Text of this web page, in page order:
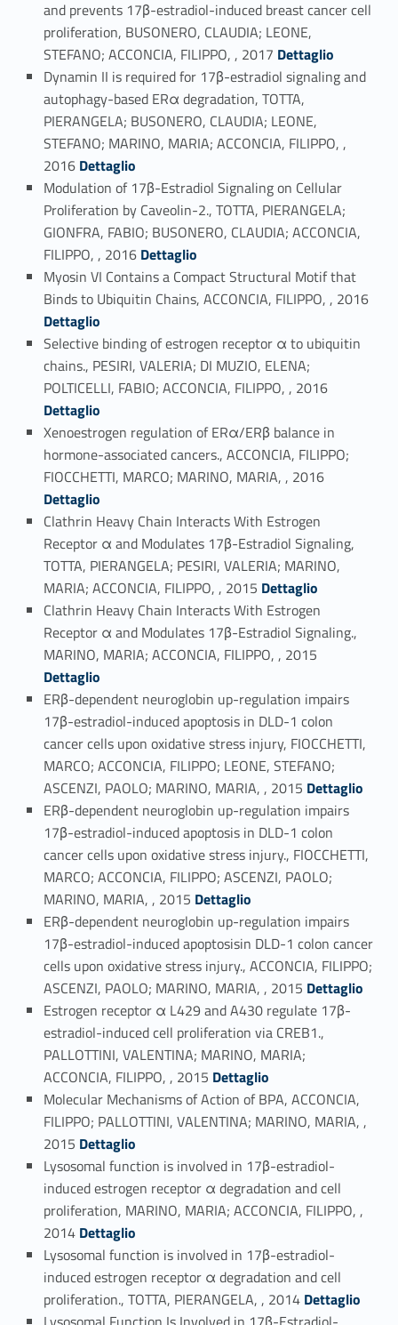
and prevents 17β-estradiol-induced breast cancer cell
proliferation, BUSONERO, CLAUDIA; LEONE,
STEFANO; ACCONCIA, FILIPPO, , 2017 Link identifier #identifier_person_55143-30
Dettaglio
Dynamin II is required for 17β-estradiol signaling and
autophagy-based ERα degradation, TOTTA,
PIERANGELA; BUSONERO, CLAUDIA; LEONE,
STEFANO; MARINO, MARIA; ACCONCIA, FILIPPO, ,
2016 Link identifier #identifier_person_35972-31
Dettaglio
Modulation of 17β-Estradiol Signaling on Cellular
Proliferation by Caveolin-2., TOTTA, PIERANGELA;
GIONFRA, FABIO; BUSONERO, CLAUDIA; ACCONCIA,
FILIPPO, , 2016 Link identifier #identifier_person_57663-32
Dettaglio
Myosin VI Contains a Compact Structural Motif that
Binds to Ubiquitin Chains, ACCONCIA, FILIPPO, , 2016
Dettaglio
Selective binding of estrogen receptor α to ubiquitin
chains., PESIRI, VALERIA; DI MUZIO, ELENA;
POLTICELLI, FABIO; ACCONCIA, FILIPPO, , 2016
Dettaglio
Xenoestrogen regulation of ERα/ERβ balance in
hormone-associated cancers., ACCONCIA, FILIPPO;
FIOCCHETTI, MARCO; MARINO, MARIA, , 2016
Dettaglio
Clathrin Heavy Chain Interacts With Estrogen
Receptor α and Modulates 17β-Estradiol Signaling,
TOTTA, PIERANGELA; PESIRI, VALERIA; MARINO,
MARIA; ACCONCIA, FILIPPO, , 2015 Link identifier #identifier_person_34908-36
Dettaglio
Clathrin Heavy Chain Interacts With Estrogen
Receptor α and Modulates 17β-Estradiol Signaling.,
MARINO, MARIA; ACCONCIA, FILIPPO, , 2015
Dettaglio
ERβ-dependent neuroglobin up-regulation impairs
17β-estradiol-induced apoptosis in DLD-1 colon
cancer cells upon oxidative stress injury, FIOCCHETTI,
MARCO; ACCONCIA, FILIPPO; LEONE, STEFANO;
ASCENZI, PAOLO; MARINO, MARIA, , 2015 Link identifier #identifier_person_88012-38
Dettaglio
ERβ-dependent neuroglobin up-regulation impairs
17β-estradiol-induced apoptosis in DLD-1 colon
cancer cells upon oxidative stress injury., FIOCCHETTI,
MARCO; ACCONCIA, FILIPPO; ASCENZI, PAOLO;
MARINO, MARIA, , 2015 Link identifier #identifier_person_163507-39
Dettaglio
ERβ-dependent neuroglobin up-regulation impairs
17β-estradiol-induced apoptosisin DLD-1 colon cancer
cells upon oxidative stress injury., ACCONCIA, FILIPPO;
ASCENZI, PAOLO; MARINO, MARIA, , 2015 Link identifier #identifier_person_191064-40
Dettaglio
Estrogen receptor α L429 and A430 regulate 17β-
estradiol-induced cell proliferation via CREB1.,
PALLOTTINI, VALENTINA; MARINO, MARIA;
ACCONCIA, FILIPPO, , 2015 Link identifier #identifier_person_107828-41
Dettaglio
Molecular Mechanisms of Action of BPA, ACCONCIA,
FILIPPO; PALLOTTINI, VALENTINA; MARINO, MARIA, ,
2015 Link identifier #identifier_person_56653-42
Dettaglio
Lysosomal function is involved in 17β-estradiol-
induced estrogen receptor α degradation and cell
proliferation, MARINO, MARIA; ACCONCIA, FILIPPO, ,
2014 Link identifier #identifier_person_40143-43
Dettaglio
Lysosomal function is involved in 17β-estradiol-
induced estrogen receptor α degradation and cell
proliferation., TOTTA, PIERANGELA, , 2014 Link identifier #identifier_person_176729-44
Dettaglio